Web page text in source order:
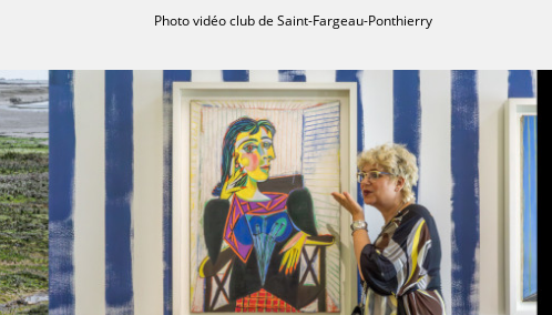
Photo vidéo club de Saint-Fargeau-Ponthierry